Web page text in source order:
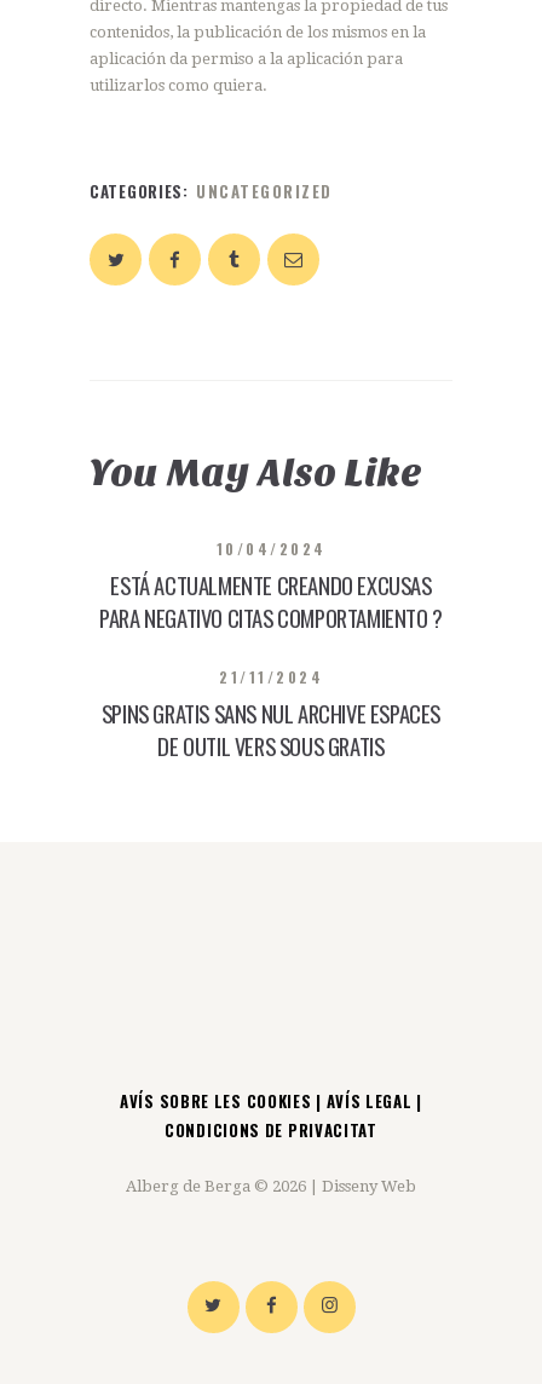
directo. Mientras mantengas la propiedad de tus
contenidos, la publicación de los mismos en la
aplicación da permiso a la aplicación para
utilizarlos como quiera.
CATEGORIES: UNCATEGORIZED
You May Also Like
10/04/2024
ESTÁ ACTUALMENTE CREANDO EXCUSAS
PARA NEGATIVO CITAS COMPORTAMIENTO ?
21/11/2024
SPINS GRATIS SANS NUL ARCHIVE ESPACES
DE OUTIL VERS SOUS GRATIS
AVÍS SOBRE LES COOKIES | AVÍS LEGAL |
CONDICIONS DE PRIVACITAT
Alberg de Berga © 2026 | Disseny Web